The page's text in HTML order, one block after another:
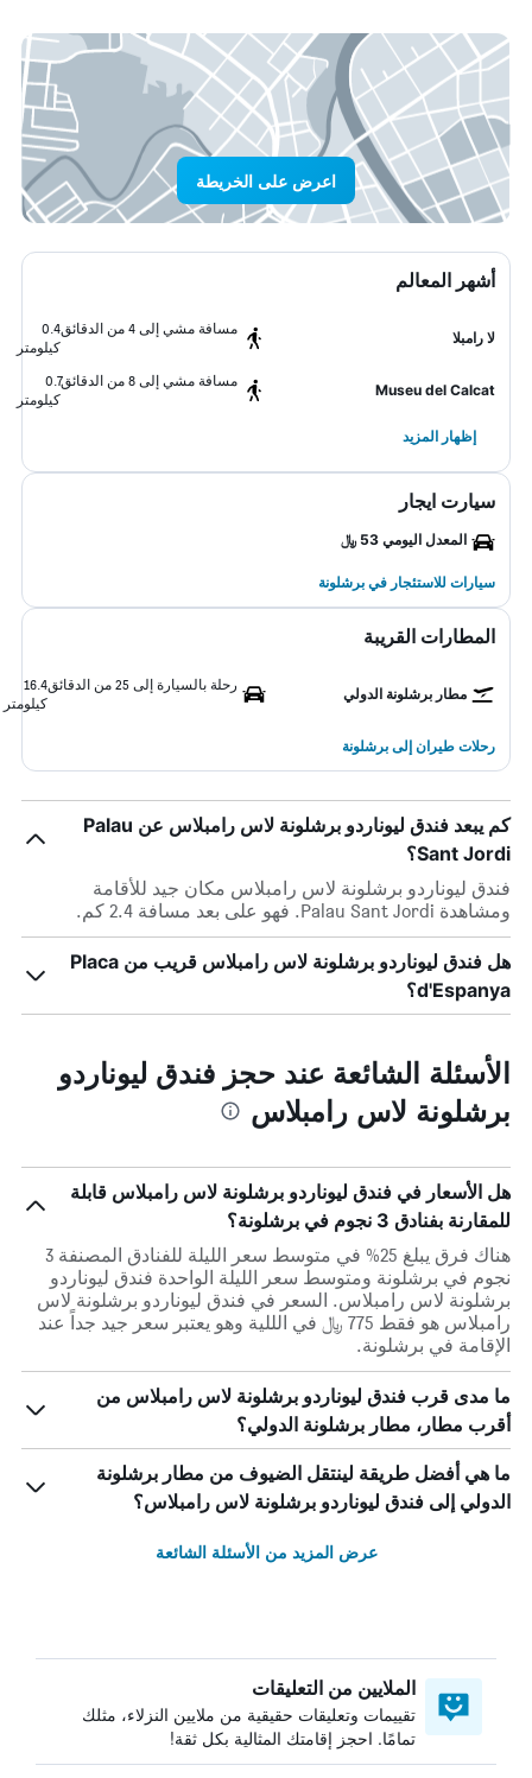
اعرض على الخريطة
أشهر المعالم
لا رامبلا
مسافة مشي إلى 4 من الدقائق
0.4
كيلومتر
Museu del Calcat
مسافة مشي إلى 8 من الدقائق
0.7
كيلومتر
إظهار المزيد
سيارت ايجار
المعدل اليومي 53 ﷼
سيارات للاستئجار في برشلونة
المطارات القريبة
مطار برشلونة الدولي
رحلة بالسيارة إلى 25 من الدقائق
16.4
كيلومتر
رحلات طيران إلى برشلونة
كم يبعد فندق ليوناردو برشلونة لاس رامبلاس عن Palau
Sant Jordi؟
فندق ليوناردو برشلونة لاس رامبلاس مكان جيد للأقامة
ومشاهدة Palau Sant Jordi. فهو على بعد مسافة 2.4 كم.
هل فندق ليوناردو برشلونة لاس رامبلاس قريب من Placa
d'Espanya؟
الأسئلة الشائعة عند حجز فندق ليوناردو
برشلونة لاس رامبلاس
هل الأسعار في فندق ليوناردو برشلونة لاس رامبلاس قابلة
للمقارنة بفنادق 3 نجوم في برشلونة؟
هناك فرق يبلغ 25% في متوسط ​​سعر الليلة للفنادق المصنفة 3
نجوم في برشلونة ومتوسط ​​سعر الليلة الواحدة فندق ليوناردو
برشلونة لاس رامبلاس. السعر في فندق ليوناردو برشلونة لاس
رامبلاس هو فقط 775 ﷼ في الللية وهو يعتبر سعر جيد جداً عند
الإقامة في برشلونة.
ما مدى قرب فندق ليوناردو برشلونة لاس رامبلاس من
أقرب مطار، مطار برشلونة الدولي؟
ما هي أفضل طريقة لينتقل الضيوف من مطار برشلونة
الدولي إلى فندق ليوناردو برشلونة لاس رامبلاس؟
عرض المزيد من الأسئلة الشائعة
الملايين من التعليقات
تقييمات وتعليقات حقيقية من ملايين النزلاء، مثلك
تمامًا. احجز إقامتك المثالية بكل ثقة!